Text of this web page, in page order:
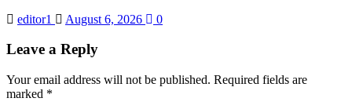
editor1 August 6, 2026 0
Leave a Reply
Your email address will not be published. Required fields are
marked *